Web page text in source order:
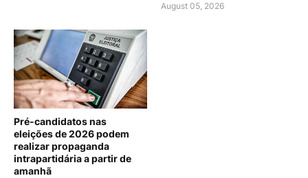
August 05, 2026
Pré-candidatos nas
eleições de 2026 podem
realizar propaganda
intrapartidária a partir de
amanhã